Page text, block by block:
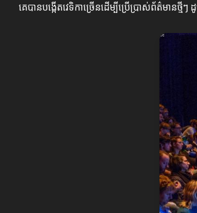
គេបានបង្កើតវេទិកាច្រើនដើម្បីប្រើប្រាស់ព័ត៌មា